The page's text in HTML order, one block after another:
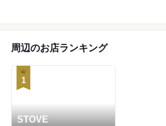
周辺のお店ランキング
1
STOVE